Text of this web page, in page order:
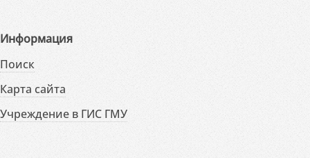
Информация
Поиск
Карта сайта
Учреждение в ГИС ГМУ